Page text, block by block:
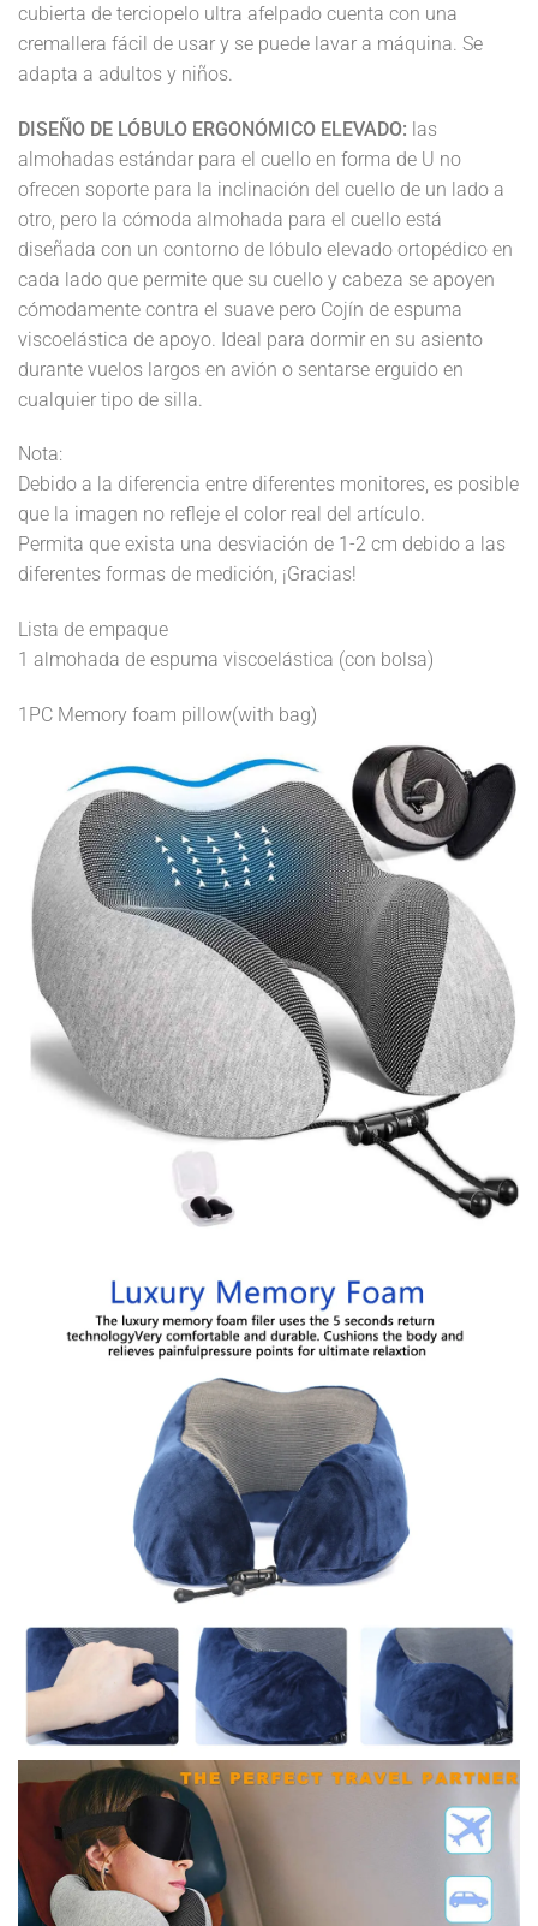
cubierta de terciopelo ultra afelpado cuenta con una
cremallera fácil de usar y se puede lavar a máquina. Se
adapta a adultos y niños.
DISEÑO DE LÓBULO ERGONÓMICO ELEVADO: las
almohadas estándar para el cuello en forma de U no
ofrecen soporte para la inclinación del cuello de un lado a
otro, pero la cómoda almohada para el cuello está
diseñada con un contorno de lóbulo elevado ortopédico en
cada lado que permite que su cuello y cabeza se apoyen
cómodamente contra el suave pero Cojín de espuma
viscoelástica de apoyo. Ideal para dormir en su asiento
durante vuelos largos en avión o sentarse erguido en
cualquier tipo de silla.
Nota:
Debido a la diferencia entre diferentes monitores, es posible
que la imagen no refleje el color real del artículo.
Permita que exista una desviación de 1-2 cm debido a las
diferentes formas de medición, ¡Gracias!
Lista de empaque
1 almohada de espuma viscoelástica (con bolsa)
1PC Memory foam pillow(with bag)